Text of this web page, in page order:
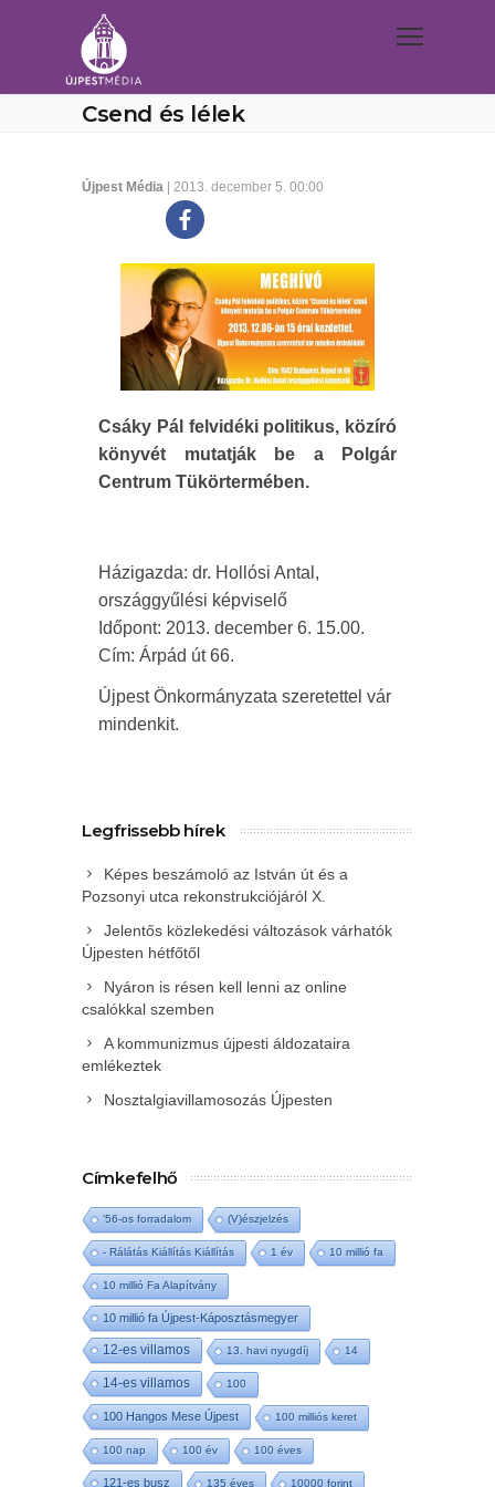
Csend és lélek
Újpest Média | 2013. december 5. 00:00
Csáky Pál felvidéki politikus, közíró
könyvét mutatják be a Polgár
Centrum Tükörtermében.
Házigazda: dr. Hollósi Antal,
országgyűlési képviselő
Időpont: 2013. december 6. 15.00.
Cím: Árpád út 66.
Újpest Önkormányzata szeretettel vár
mindenkit.
Legfrissebb hírek
Képes beszámoló az István út és a
Pozsonyi utca rekonstrukciójáról X.
Jelentős közlekedési változások várhatók
Újpesten hétfőtől
Nyáron is résen kell lenni az online
csalókkal szemben
A kommunizmus újpesti áldozataira
emlékeztek
Nosztalgiavillamosozás Újpesten
Címkefelhő
'56-os forradalom (V)észjelzés
- Rálátás Kiállítás Kiállítás 1 év 10 millió fa
10 millió Fa Alapítvány
10 millió fa Újpest-Káposztásmegyer
12-es villamos 13. havi nyugdíj 14
14-es villamos 100
100 Hangos Mese Újpest 100 milliós keret
100 nap 100 év 100 éves
121-es busz 135 éves 10000 forint